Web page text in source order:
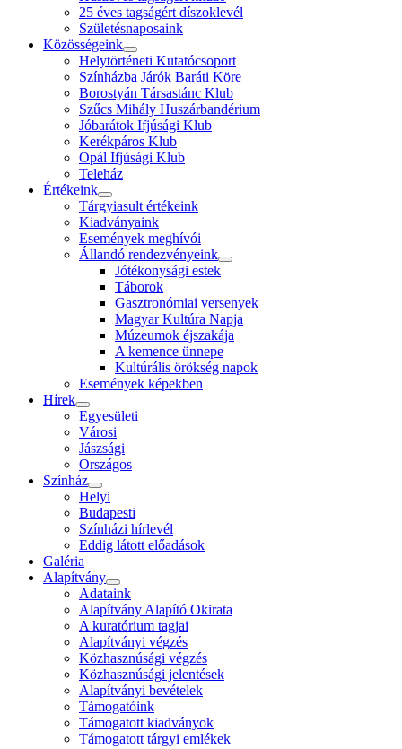
25 éves tagságért díszoklevél
Születésnaposaink
Közösségeink
Helytörténeti Kutatócsoport
Színházba Járók Baráti Köre
Borostyán Társastánc Klub
Szűcs Mihály Huszárbandérium
Jóbarátok Ifjúsági Klub
Kerékpáros Klub
Opál Ifjúsági Klub
Teleház
Értékeink
Tárgyiasult értékeink
Kiadványaink
Események meghívói
Állandó rendezvényeink
Jótékonysági estek
Táborok
Gasztronómiai versenyek
Magyar Kultúra Napja
Múzeumok éjszakája
A kemence ünnepe
Kultúrális örökség napok
Események képekben
Hírek
Egyesületi
Városi
Jászsági
Országos
Színház
Helyi
Budapesti
Színházi hírlevél
Eddig látott előadások
Galéria
Alapítvány
Adataink
Alapítvány Alapító Okirata
A kuratórium tagjai
Alapítványi végzés
Közhasznúsági végzés
Közhasznúsági jelentések
Alapítványi bevételek
Támogatóink
Támogatott kiadványok
Támogatott tárgyi emlékek